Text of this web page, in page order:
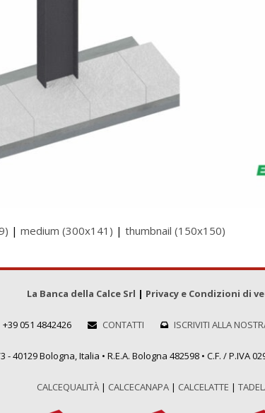
| medium (300x141) | thumbnail (150x150)
La Banca della Calce Srl | Privacy e Condizioni di
+39 051 4842426 CONTATTI ISCRIVITI ALLA
40129 Bologna, Italia • R.E.A. Bologna 482598 • C.F. / P.IVA
CALCEQUALITÀ| CALCECANAPA| CALCELATTE |